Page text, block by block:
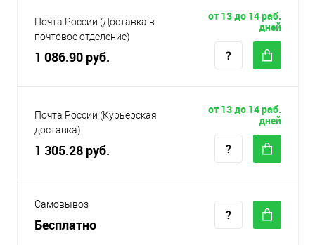
Почта России (Доставка в
почтовое отделение)
1 086.90 руб.
от 13 до 14 раб.
дней
Почта России (Курьерская
доставка)
1 305.28 руб.
от 13 до 14 раб.
дней
Самовывоз
Бесплатно